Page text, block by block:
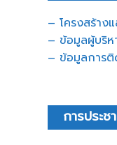
– โครงสร้าง
– ข้อมูลผู้บริห
– ข้อมูลการ
การประ